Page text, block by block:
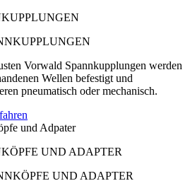
Vorwald Spannkupplungen werden
Wellen befestigt und
pneumatisch oder mechanisch.
und Adpater
UND ADAPTER